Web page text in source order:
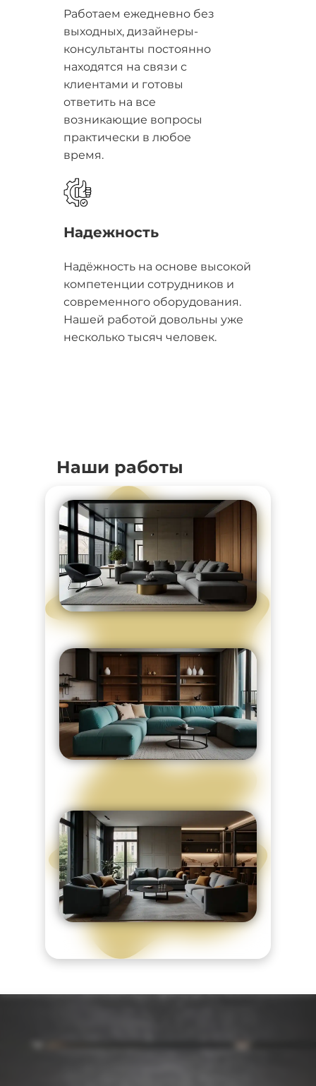
Работаем ежедневно без
выходных, дизайнеры-
консультанты постоянно
находятся на связи с
клиентами и готовы
ответить на все
возникающие вопросы
практически в любое
время.
Надежность
Надёжность на основе высокой
компетенции сотрудников и
современного оборудования.
Нашей работой довольны уже
несколько тысяч человек.
Наши работы